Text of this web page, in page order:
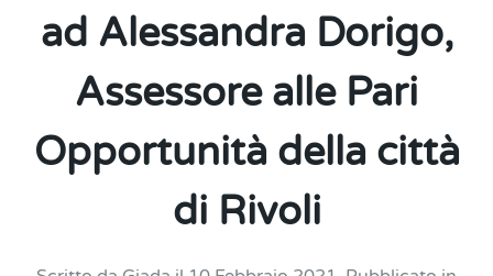
ad Alessandra Dorigo,
Assessore alle Pari
Opportunità della città
di Rivoli